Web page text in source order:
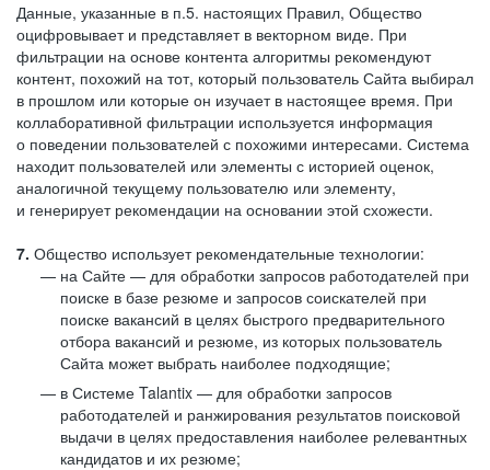
Данные, указанные в п.5. настоящих Правил, Общество
оцифровывает и представляет в векторном виде. При
фильтрации на основе контента алгоритмы рекомендуют
контент, похожий на тот, который пользователь Сайта выбирал
в прошлом или которые он изучает в настоящее время. При
коллаборативной фильтрации используется информация
о поведении пользователей с похожими интересами. Система
находит пользователей или элементы с историей оценок,
аналогичной текущему пользователю или элементу,
и генерирует рекомендации на основании этой схожести.
7. Общество использует рекомендательные технологии:
на Сайте — для обработки запросов работодателей при
поиске в базе резюме и запросов соискателей при
поиске вакансий в целях быстрого предварительного
отбора вакансий и резюме, из которых пользователь
Сайта может выбрать наиболее подходящие;
в Системе Talantix — для обработки запросов
работодателей и ранжирования результатов поисковой
выдачи в целях предоставления наиболее релевантных
кандидатов и их резюме;